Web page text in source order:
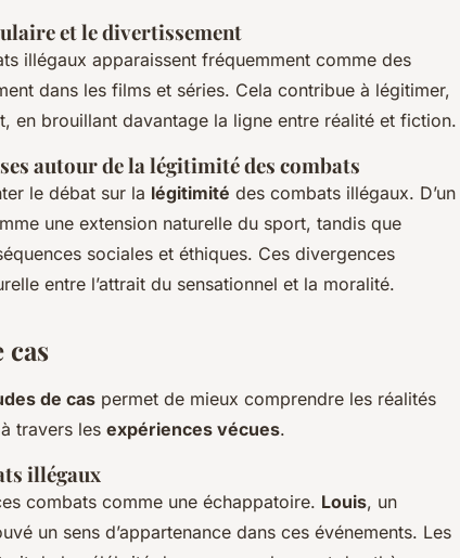
et le divertissement
illégaux apparaissent fréquemment comme des
dans les films et séries. Cela contribue à légitimer,
en brouillant davantage la ligne entre réalité et fiction.
autour de la légitimité des combats
le débat sur la légitimité des combats illégaux. D’un
une extension naturelle du sport, tandis que
sociales et éthiques. Ces divergences
entre l’attrait du sensationnel et la moralité.
cas
de cas permet de mieux comprendre les réalités
travers les expériences vécues.
illégaux
combats comme une échappatoire. Louis, un
un sens d’appartenance dans ces événements. Les